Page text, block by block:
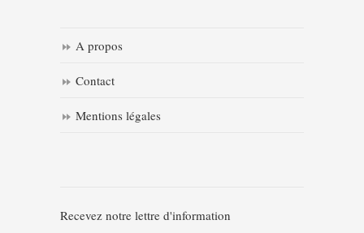
A propos
Contact
Mentions légales
Recevez notre lettre d'information